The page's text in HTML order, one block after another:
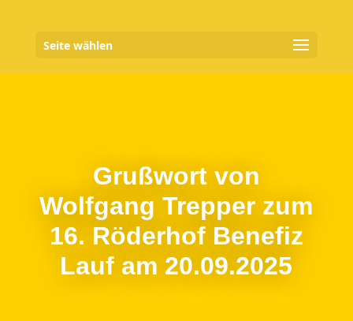
Seite wählen
Grußwort von
Wolfgang Trepper zum
16. Röderhof Benefiz
Lauf am 20.09.2025